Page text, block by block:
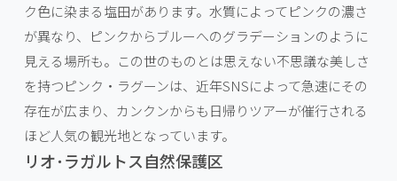
ク色に染まる塩田があります。水質によってピンクの濃さ
が異なり、ピンクからブルーへのグラデーションのように
見える場所も。この世のものとは思えない不思議な美しさ
を持つピンク・ラグーンは、近年SNSによって急速にその
存在が広まり、カンクンからも日帰りツアーが催行される
ほど人気の観光地となっています。
リオ･ラガルトス自然保護区